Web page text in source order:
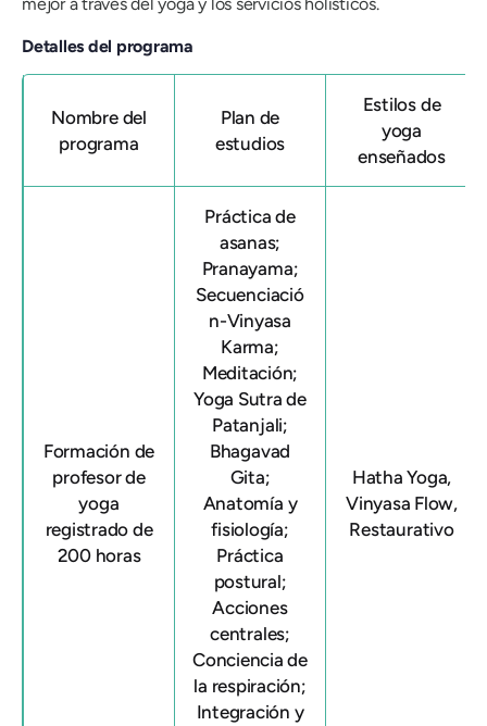
Detalles del programa
Nombre del
programa
Plan de
estudios
Estilos de
yoga
enseñados
Formación de
profesor de
yoga
registrado de
200 horas
Práctica de
asanas;
Pranayama;
Secuenciació
n-Vinyasa
Karma;
Meditación;
Yoga Sutra de
Patanjali;
Bhagavad
Gita;
Anatomía y
fisiología;
Práctica
postural;
Acciones
centrales;
Conciencia de
la respiración;
Integración y
Hatha Yoga,
Vinyasa Flow,
Restaurativo